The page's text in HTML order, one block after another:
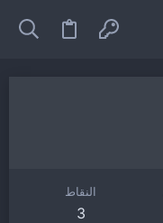
النقاط
3